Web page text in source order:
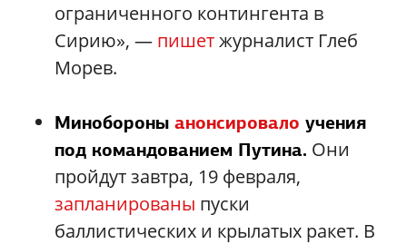
ограниченного контингента в
Сирию», — пишетжурналист Глеб
Морев.
Минобороны анонсировало учения
под командованием Путина. Они
пройдут завтра, 19 февраля,
запланированы пуски
баллистических и крылатых ракет. В